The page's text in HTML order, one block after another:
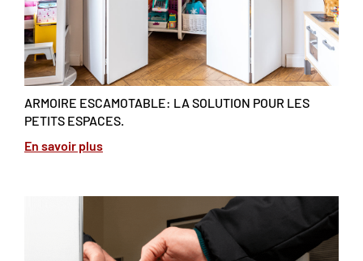
ARMOIRE ESCAMOTABLE: LA SOLUTION POUR LES
PETITS ESPACES.
En savoir plus